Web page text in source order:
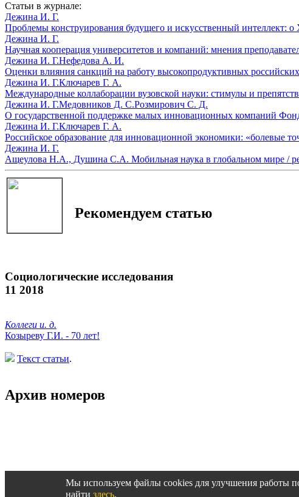
Статьи в журнале:
Дежина И. Г.
Проблемы конструирования будущего и искусственный
Дежина И. Г.
Научная кооперация университетов и компаний: мнения
Дежина И. Г.Нефедова А. И.
Оценки влияния санкций на работу высокопродуктивных
Дежина И. Г.Ключарев Г. А.
Международные коллаборации вузовской науки: стимулы и
Дежина И. Г.Медовников Д. С.Розмирович С. Д.
О государственной поддержке малых инновационных компаний
Дежина И. Г.Ключарев Г. А.
Российское образование для инновационной экономики: «болевые
Дежина И. Г.
Ащеулова Н.А., Душина С.А. Мобильная наука в глобальном мире /
Рекомендуем статью
Социологические исследования
11 2018
Коллеги и. д.
Козыреву Г.И. - 70 лет!
Текст статьи.
Архив номеров
Архив журнала за 2014-2000 гг.
Мы используем файлы cookies для улучшения работы
найти здесь.